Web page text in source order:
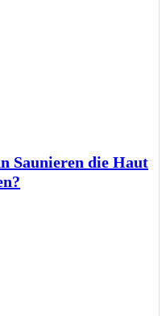
Saunieren die Haut